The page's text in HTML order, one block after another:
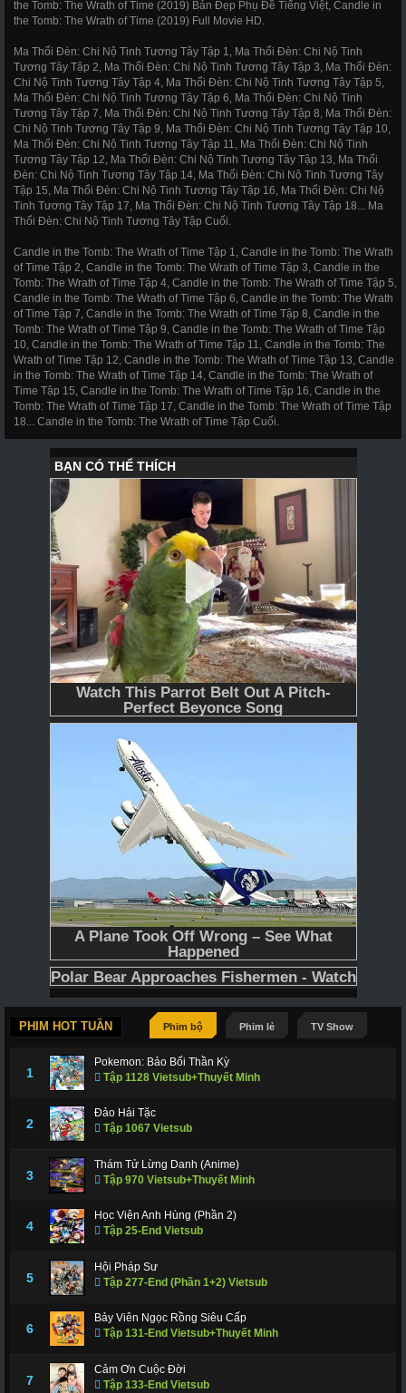
the Tomb: The Wrath of Time (2019) Bản Đẹp Phụ Đề Tiếng Việt, Candle in
the Tomb: The Wrath of Time (2019) Full Movie HD.
Ma Thổi Đèn: Chi Nộ Tinh Tương Tây Tập 1, Ma Thổi Đèn: Chi Nộ Tinh
Tương Tây Tập 2, Ma Thổi Đèn: Chi Nộ Tinh Tương Tây Tập 3, Ma Thổi Đèn:
Chi Nộ Tinh Tương Tây Tập 4, Ma Thổi Đèn: Chi Nộ Tinh Tương Tây Tập 5,
Ma Thổi Đèn: Chi Nộ Tinh Tương Tây Tập 6, Ma Thổi Đèn: Chi Nộ Tinh
Tương Tây Tập 7, Ma Thổi Đèn: Chi Nộ Tinh Tương Tây Tập 8, Ma Thổi Đèn:
Chi Nộ Tinh Tương Tây Tập 9, Ma Thổi Đèn: Chi Nộ Tinh Tương Tây Tập 10,
Ma Thổi Đèn: Chi Nộ Tinh Tương Tây Tập 11, Ma Thổi Đèn: Chi Nộ Tinh
Tương Tây Tập 12, Ma Thổi Đèn: Chi Nộ Tinh Tương Tây Tập 13, Ma Thổi
Đèn: Chi Nộ Tinh Tương Tây Tập 14, Ma Thổi Đèn: Chi Nộ Tinh Tương Tây
Tập 15, Ma Thổi Đèn: Chi Nộ Tinh Tương Tây Tập 16, Ma Thổi Đèn: Chi Nộ
Tinh Tương Tây Tập 17, Ma Thổi Đèn: Chi Nộ Tinh Tương Tây Tập 18... Ma
Thổi Đèn: Chi Nộ Tinh Tương Tây Tập Cuối.
Candle in the Tomb: The Wrath of Time Tập 1, Candle in the Tomb: The Wrath
of Time Tập 2, Candle in the Tomb: The Wrath of Time Tập 3, Candle in the
Tomb: The Wrath of Time Tập 4, Candle in the Tomb: The Wrath of Time Tập 5,
Candle in the Tomb: The Wrath of Time Tập 6, Candle in the Tomb: The Wrath
of Time Tập 7, Candle in the Tomb: The Wrath of Time Tập 8, Candle in the
Tomb: The Wrath of Time Tập 9, Candle in the Tomb: The Wrath of Time Tập
10, Candle in the Tomb: The Wrath of Time Tập 11, Candle in the Tomb: The
Wrath of Time Tập 12, Candle in the Tomb: The Wrath of Time Tập 13, Candle
in the Tomb: The Wrath of Time Tập 14, Candle in the Tomb: The Wrath of
Time Tập 15, Candle in the Tomb: The Wrath of Time Tập 16, Candle in the
Tomb: The Wrath of Time Tập 17, Candle in the Tomb: The Wrath of Time Tập
18... Candle in the Tomb: The Wrath of Time Tập Cuối.
PHIM HOT TUẦN Phim bộ Phim lẻ TV Show
1
Pokemon: Bảo Bối Thần Kỳ
Tập 1128 Vietsub+Thuyết Minh
2
Đảo Hải Tặc
Tập 1067 Vietsub
3
Thám Tử Lừng Danh (Anime)
Tập 970 Vietsub+Thuyết Minh
4
Học Viện Anh Hùng (Phần 2)
Tập 25-End Vietsub
5
Hội Pháp Sư
Tập 277-End (Phần 1+2) Vietsub
6
Bảy Viên Ngọc Rồng Siêu Cấp
Tập 131-End Vietsub+Thuyết Minh
7
Cảm Ơn Cuộc Đời
Tập 133-End Vietsub